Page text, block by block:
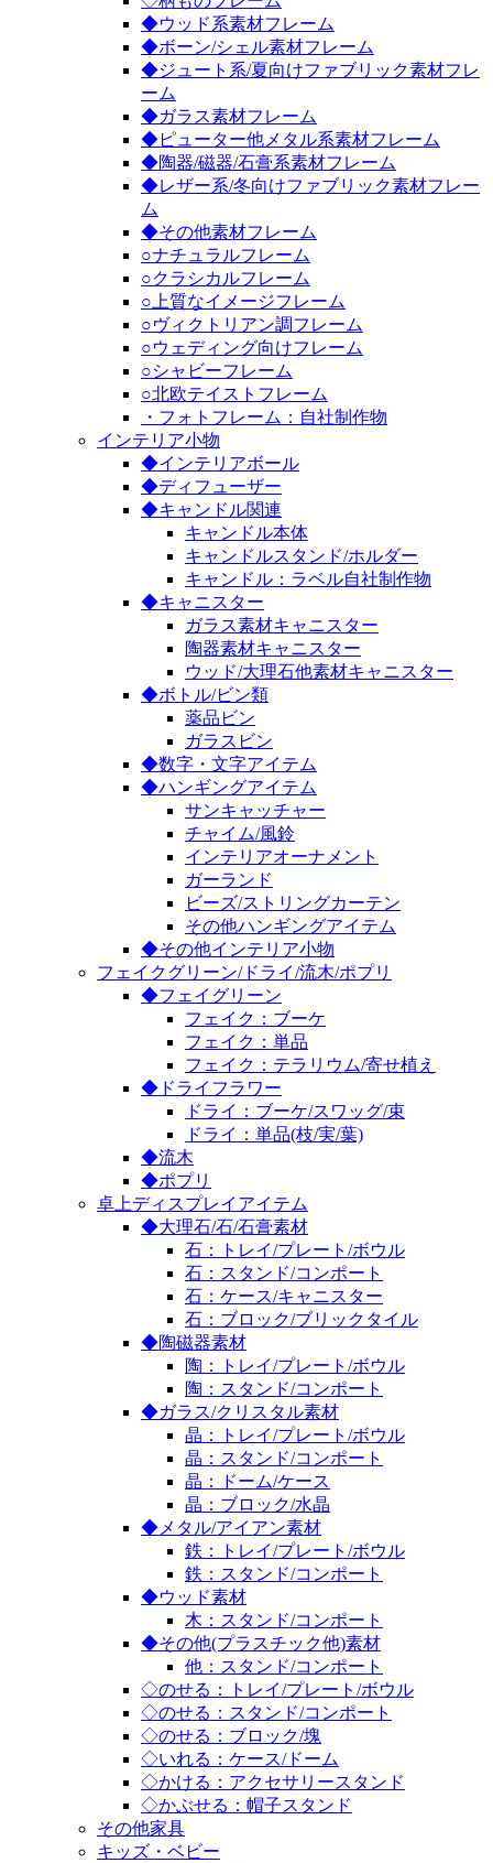
◆ウッド系素材フレーム
◆ボーン/シェル素材フレーム
◆ジュート系/夏向けファブリック素材フレ
ーム
◆ガラス素材フレーム
◆ピューター他メタル系素材フレーム
◆陶器/磁器/石膏系素材フレーム
◆レザー系/冬向けファブリック素材フレー
ム
◆その他素材フレーム
○ナチュラルフレーム
○クラシカルフレーム
○上質なイメージフレーム
○ヴィクトリアン調フレーム
○ウェディング向けフレーム
○シャビーフレーム
○北欧テイストフレーム
・フォトフレーム：自社制作物
インテリア小物
◆インテリアボール
◆ディフューザー
◆キャンドル関連
キャンドル本体
キャンドルスタンド/ホルダー
キャンドル：ラベル自社制作物
◆キャニスター
ガラス素材キャニスター
陶器素材キャニスター
ウッド/大理石他素材キャニスター
◆ボトル/ビン類
薬品ビン
ガラスビン
◆数字・文字アイテム
◆ハンギングアイテム
サンキャッチャー
チャイム/風鈴
インテリアオーナメント
ガーランド
ビーズ/ストリングカーテン
その他ハンギングアイテム
◆その他インテリア小物
フェイクグリーン/ドライ/流木/ポプリ
◆フェイグリーン
フェイク：ブーケ
フェイク：単品
フェイク：テラリウム/寄せ植え
◆ドライフラワー
ドライ：ブーケ/スワッグ/束
ドライ：単品(枝/実/葉)
◆流木
◆ポプリ
卓上ディスプレイアイテム
◆大理石/石/石膏素材
石：トレイ/プレート/ボウル
石：スタンド/コンポート
石：ケース/キャニスター
石：ブロック/ブリックタイル
◆陶磁器素材
陶：トレイ/プレート/ボウル
陶：スタンド/コンポート
◆ガラス/クリスタル素材
晶：トレイ/プレート/ボウル
晶：スタンド/コンポート
晶：ドーム/ケース
晶：ブロック/水晶
◆メタル/アイアン素材
鉄：トレイ/プレート/ボウル
鉄：スタンド/コンポート
◆ウッド素材
木：スタンド/コンポート
◆その他(プラスチック他)素材
他：スタンド/コンポート
◇のせる：トレイ/プレート/ボウル
◇のせる：スタンド/コンポート
◇のせる：ブロック/塊
◇いれる：ケース/ドーム
◇かける：アクセサリースタンド
◇かぶせる：帽子スタンド
その他家具
キッズ・ベビー